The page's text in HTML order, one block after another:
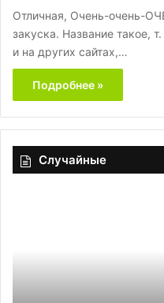
Отличная, Очень-очень-
закуска. Название такое,
и на других сайтах,…
Подробнее »
Случайные